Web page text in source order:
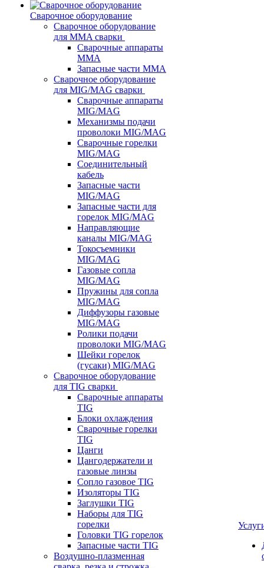
Сварочное оборудование
Сварочное оборудование
для MMA сварки
Сварочные аппараты
MMA
Запасные части MMA
Сварочное оборудование
для MIG/MAG сварки
Сварочные аппараты
MIG/MAG
Механизмы подачи
проволоки MIG/MAG
Сварочные горелки
MIG/MAG
Соединительный
кабель
Запасные части
MIG/MAG
Запасные части для
горелок MIG/MAG
Направляющие
каналы MIG/MAG
Токосъемники
MIG/MAG
Газовые сопла
MIG/MAG
Пружины для сопла
MIG/MAG
Диффузоры газовые
MIG/MAG
Ролики подачи
проволоки MIG/MAG
Шейки горелок
(гусаки) MIG/MAG
Сварочное оборудование
для TIG сварки
Сварочные аппараты
TIG
Блоки охлаждения
Сварочные горелки
TIG
Цанги
Цангодержатели и
газовые линзы
Сопло газовое TIG
Изоляторы TIG
Заглушки TIG
Наборы для TIG
горелки
Головки TIG горелок
Запасные части TIG
Воздушно-плазменная